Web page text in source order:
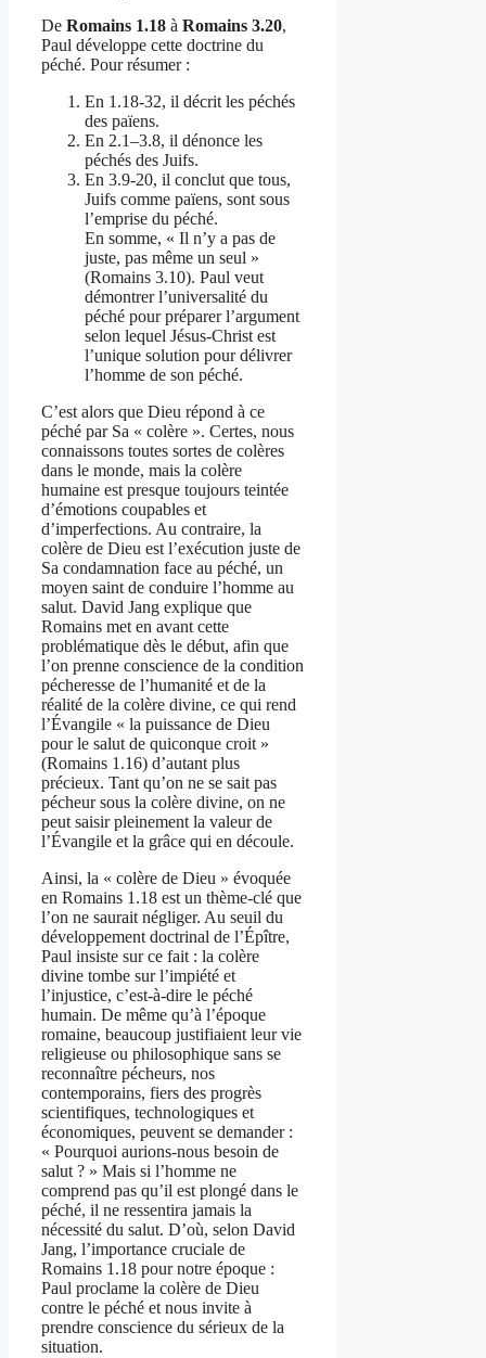
De Romains 1.18 à Romains 3.20,
Paul développe cette doctrine du
péché. Pour résumer :
En 1.18-32, il décrit les péchés
des païens.
En 2.1–3.8, il dénonce les
péchés des Juifs.
En 3.9-20, il conclut que tous,
Juifs comme païens, sont sous
l’emprise du péché.
En somme, « Il n’y a pas de
juste, pas même un seul »
(Romains 3.10). Paul veut
démontrer l’universalité du
péché pour préparer l’argument
selon lequel Jésus-Christ est
l’unique solution pour délivrer
l’homme de son péché.
C’est alors que Dieu répond à ce
péché par Sa « colère ». Certes, nous
connaissons toutes sortes de colères
dans le monde, mais la colère
humaine est presque toujours teintée
d’émotions coupables et
d’imperfections. Au contraire, la
colère de Dieu est l’exécution juste de
Sa condamnation face au péché, un
moyen saint de conduire l’homme au
salut. David Jang explique que
Romains met en avant cette
problématique dès le début, afin que
l’on prenne conscience de la condition
pécheresse de l’humanité et de la
réalité de la colère divine, ce qui rend
l’Évangile « la puissance de Dieu
pour le salut de quiconque croit »
(Romains 1.16) d’autant plus
précieux. Tant qu’on ne se sait pas
pécheur sous la colère divine, on ne
peut saisir pleinement la valeur de
l’Évangile et la grâce qui en découle.
Ainsi, la « colère de Dieu » évoquée
en Romains 1.18 est un thème-clé que
l’on ne saurait négliger. Au seuil du
développement doctrinal de l’Épître,
Paul insiste sur ce fait : la colère
divine tombe sur l’impiété et
l’injustice, c’est-à-dire le péché
humain. De même qu’à l’époque
romaine, beaucoup justifiaient leur vie
religieuse ou philosophique sans se
reconnaître pécheurs, nos
contemporains, fiers des progrès
scientifiques, technologiques et
économiques, peuvent se demander :
« Pourquoi aurions-nous besoin de
salut ? » Mais si l’homme ne
comprend pas qu’il est plongé dans le
péché, il ne ressentira jamais la
nécessité du salut. D’où, selon David
Jang, l’importance cruciale de
Romains 1.18 pour notre époque :
Paul proclame la colère de Dieu
contre le péché et nous invite à
prendre conscience du sérieux de la
situation.